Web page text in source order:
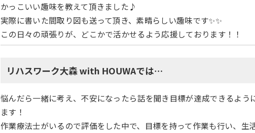
かっこいい趣味を教えて頂きました♪
実際に書いた間取り図も送って頂き、素晴らしい趣味です✨✨
この日々の頑張りが、どこかで活かせるよう応援しております！！
リハスワーク大森 with HOUWAでは…
悩んだら一緒に考え、不安になったら話を聞き目標が達成できるよう
ます！
作業療法士がいるので評価をした中で、目標を持って作業も行い、生